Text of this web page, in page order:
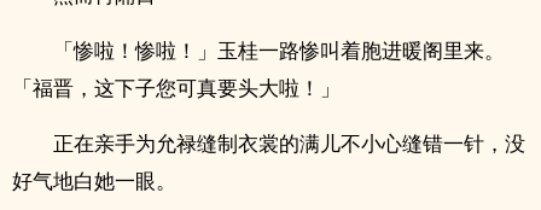
「惨啦！惨啦！」玉桂一路惨叫着胞进暖阁里来。
「福晋，这下子您可真要头大啦！」
正在亲手为允禄缝制衣裳的满儿不小心缝错一针，没
好气地白她一眼。